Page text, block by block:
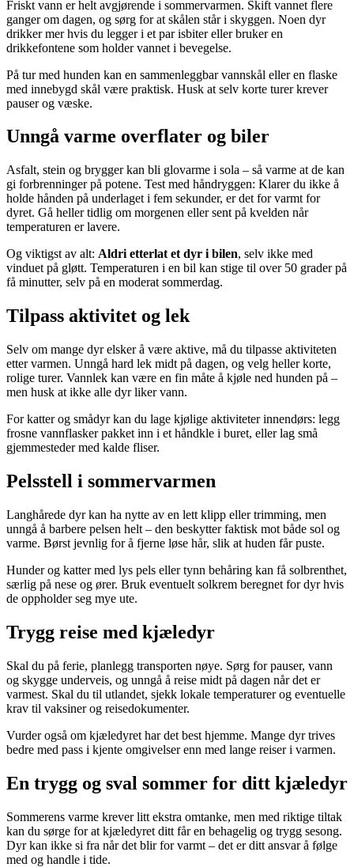
Friskt vann er helt avgjørende i sommervarmen. Skift vannet flere
ganger om dagen, og sørg for at skålen står i skyggen. Noen dyr
drikker mer hvis du legger i et par isbiter eller bruker en
drikkefontene som holder vannet i bevegelse.
På tur med hunden kan en sammenleggbar vannskål eller en flaske
med innebygd skål være praktisk. Husk at selv korte turer krever
pauser og væske.
Unngå varme overflater og biler
Asfalt, stein og brygger kan bli glovarme i sola – så varme at de kan
gi forbrenninger på potene. Test med håndryggen: Klarer du ikke å
holde hånden på underlaget i fem sekunder, er det for varmt for
dyret. Gå heller tidlig om morgenen eller sent på kvelden når
temperaturen er lavere.
Og viktigst av alt: Aldri etterlat et dyr i bilen, selv ikke med
vinduet på gløtt. Temperaturen i en bil kan stige til over 50 grader på
få minutter, selv på en moderat sommerdag.
Tilpass aktivitet og lek
Selv om mange dyr elsker å være aktive, må du tilpasse aktiviteten
etter varmen. Unngå hard lek midt på dagen, og velg heller korte,
rolige turer. Vannlek kan være en fin måte å kjøle ned hunden på –
men husk at ikke alle dyr liker vann.
For katter og smådyr kan du lage kjølige aktiviteter innendørs: legg
frosne vannflasker pakket inn i et håndkle i buret, eller lag små
gjemmesteder med kalde fliser.
Pelsstell i sommervarmen
Langhårede dyr kan ha nytte av en lett klipp eller trimming, men
unngå å barbere pelsen helt – den beskytter faktisk mot både sol og
varme. Børst jevnlig for å fjerne løse hår, slik at huden får puste.
Hunder og katter med lys pels eller tynn behåring kan få solbrenthet,
særlig på nese og ører. Bruk eventuelt solkrem beregnet for dyr hvis
de oppholder seg mye ute.
Trygg reise med kjæledyr
Skal du på ferie, planlegg transporten nøye. Sørg for pauser, vann
og skygge underveis, og unngå å reise midt på dagen når det er
varmest. Skal du til utlandet, sjekk lokale temperaturer og eventuelle
krav til vaksiner og reisedokumenter.
Vurder også om kjæledyret har det best hjemme. Mange dyr trives
bedre med pass i kjente omgivelser enn med lange reiser i varmen.
En trygg og sval sommer for ditt kjæledyr
Sommerens varme krever litt ekstra omtanke, men med riktige tiltak
kan du sørge for at kjæledyret ditt får en behagelig og trygg sesong.
Dyr kan ikke si fra når det blir for varmt – det er ditt ansvar å følge
med og handle i tide.